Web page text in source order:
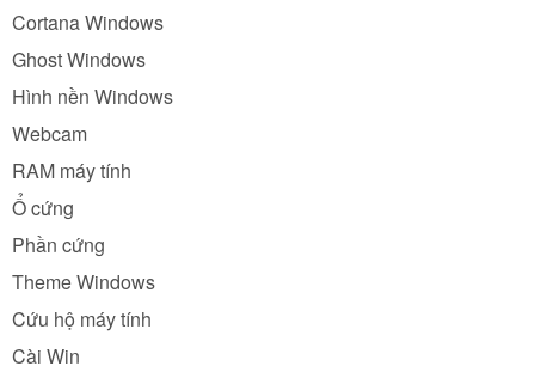
Cortana Windows
Ghost Windows
Hình nền Windows
Webcam
RAM máy tính
Ổ cứng
Phần cứng
Theme Windows
Cứu hộ máy tính
Cài Win